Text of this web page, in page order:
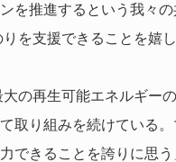
を推進するという我々
を支援できることを嬉
の再生可能エネルギー
取り組みを続けている
できることを誇りに思う